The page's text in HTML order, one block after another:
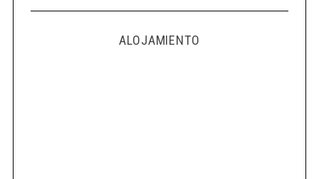
ALOJAMIENTO